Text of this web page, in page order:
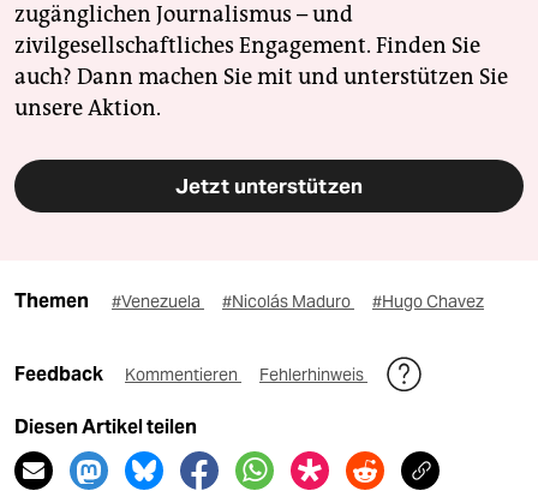
zugänglichen Journalismus – und
zivilgesellschaftliches Engagement. Finden Sie
auch? Dann machen Sie mit und unterstützen Sie
unsere Aktion.
Jetzt unterstützen
Themen #Venezuela #Nicolás Maduro #Hugo Chavez
Feedback Kommentieren Fehlerhinweis
Diesen Artikel teilen